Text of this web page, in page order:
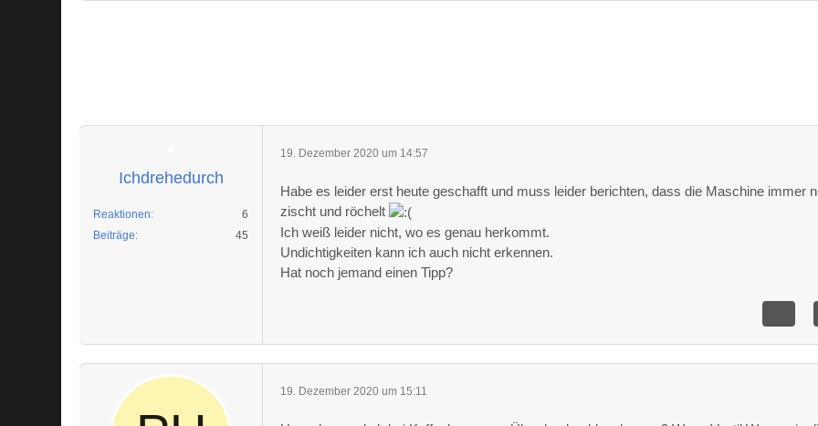
Ichdrehedurch
Reaktionen
6
Beiträge
45
19. Dezember 2020 um 14:57
Habe es leider erst heute geschafft und muss leider berichten, dass die Maschine immer
zischt und röchelt
Ich weiß leider nicht, wo es genau herkommt.
Undichtigkeiten kann ich auch nicht erkennen.
Hat noch jemand einen Tipp?
19. Dezember 2020 um 15:11